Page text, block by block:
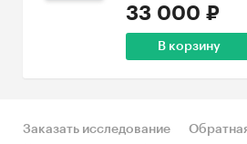
33 000 ₽
В корзину
Заказать исследование